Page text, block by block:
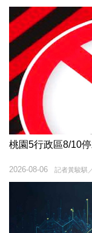
桃園5行政區8/10
記者黃駿騏
2026-08-06